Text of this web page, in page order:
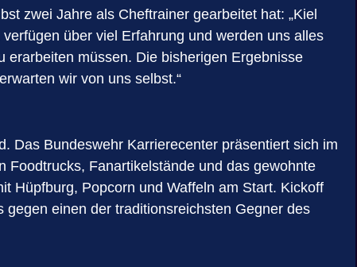
zwei Jahre als Cheftrainer gearbeitet hat: „Kiel
über viel Erfahrung und werden uns alles
erarbeiten müssen. Die bisherigen Ergebnisse
wir von uns selbst.“
Das Bundeswehr Karrierecenter präsentiert sich im
Foodtrucks, Fanartikelstände und das gewohnte
Hüpfburg, Popcorn und Waffeln am Start. Kickoff
einen der traditionsreichsten Gegner des